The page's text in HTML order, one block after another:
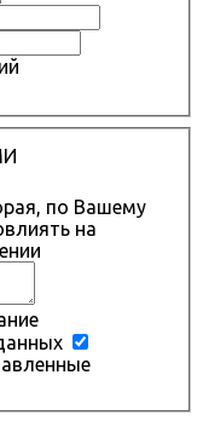
по Вашему
на